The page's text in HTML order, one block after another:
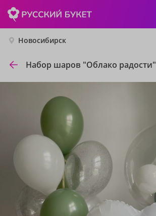
Новосибирск
Набор шаров "Облако радости"